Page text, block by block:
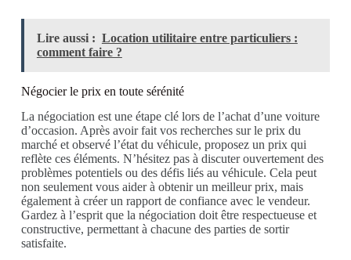
Lire aussi : Location utilitaire entre particuliers :
comment faire ?
Négocier le prix en toute sérénité
La négociation est une étape clé lors de l’achat d’une voiture
d’occasion. Après avoir fait vos recherches sur le prix du
marché et observé l’état du véhicule, proposez un prix qui
reflète ces éléments. N’hésitez pas à discuter ouvertement des
problèmes potentiels ou des défis liés au véhicule. Cela peut
non seulement vous aider à obtenir un meilleur prix, mais
également à créer un rapport de confiance avec le vendeur.
Gardez à l’esprit que la négociation doit être respectueuse et
constructive, permettant à chacune des parties de sortir
satisfaite.